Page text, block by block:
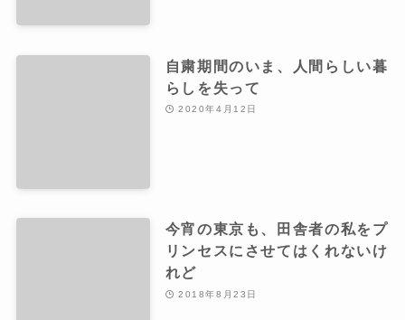
自粛期間のいま、人間らしい暮
らしを失って
2020年4月12日
今宵の東京も、田舎者の私をプ
リンセスにさせてはくれないけ
れど
2018年8月23日